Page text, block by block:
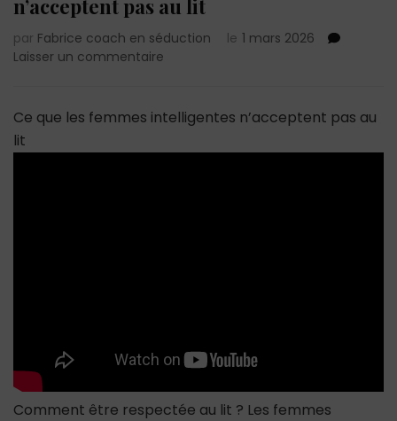
n’acceptent pas au lit
par Fabrice coach en séduction le 1 mars 2026
Laisser un commentaire
les
femmes
intelligentes
Ce que les femmes intelligentes n’acceptent pas au
lit
Comment être respectée au lit ? Les femmes